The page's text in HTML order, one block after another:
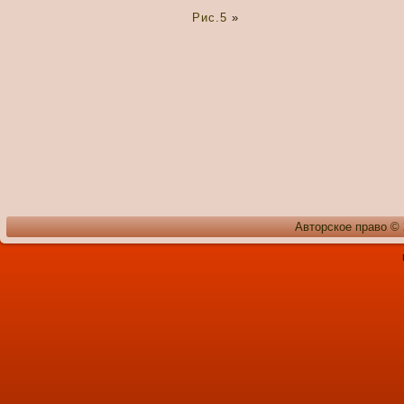
Рис.5 »
Авторское право